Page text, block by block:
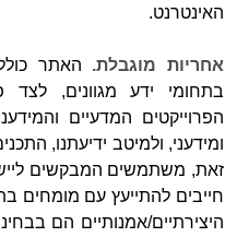
האינטרנט.
אחריות מוגבלת. האתר כולל
בתחומי ידע מגוונים, לצד
הפרוייקטים המדעיים
ומידעני, ולמיטב ידיעתנו,
זאת, משתמשים המבקשים
חייבים להתייעץ עם מומחים
היצירתיים/אמנותיים הם